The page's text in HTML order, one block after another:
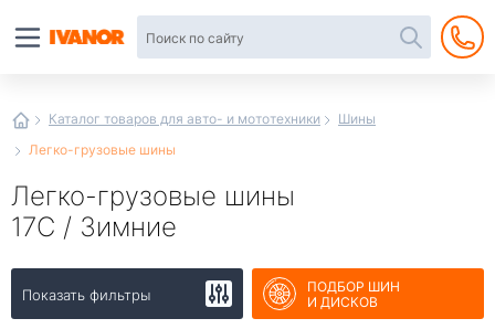
Каталог товаров для авто- и мототехники
Шины
Легко-грузовые шины
Легко-грузовые шины
17С / Зимние
Показать фильтры
ПОДБОР ШИН
И ДИСКОВ
интернет-